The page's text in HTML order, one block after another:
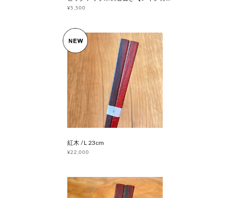
¥5,500
紅木 / L 23cm
¥22,000